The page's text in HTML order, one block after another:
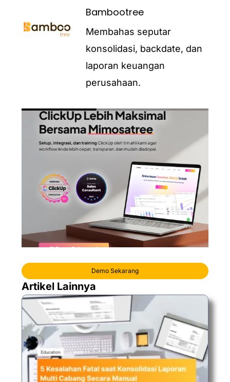
Bambootree
Membahas seputar
konsolidasi, backdate, dan
laporan keuangan
perusahaan.
Demo Sekarang
Artikel Lainnya